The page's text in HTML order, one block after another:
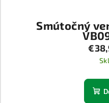
Smútočný